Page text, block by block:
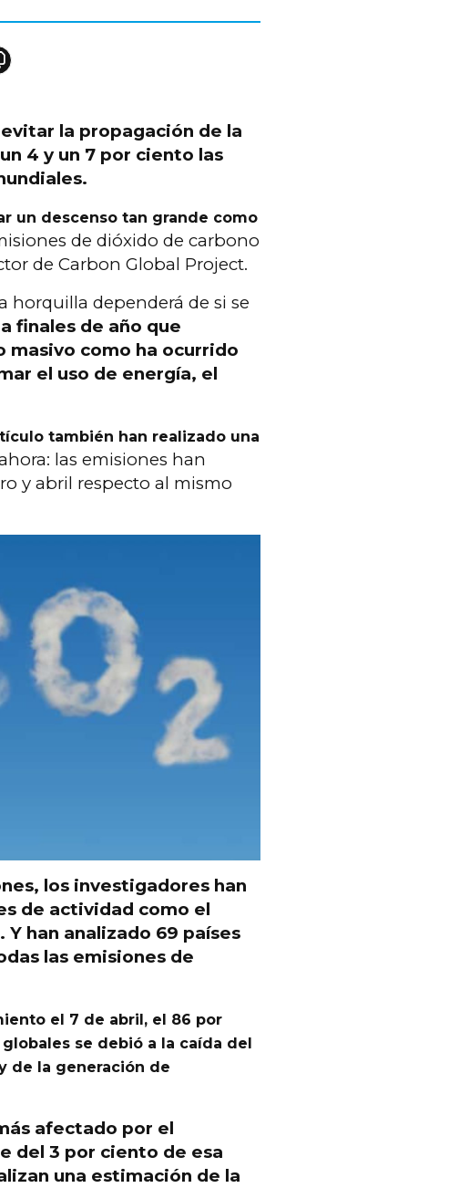
la propagación de la
4 y un 7 por ciento las
un descenso tan grande como
de dióxido de carbono
de Carbon Global Project.
horquilla dependerá de si se
finales de año que
masivo como ha ocurrido
el uso de energía, el
también han realizado una
las emisiones han
y abril respecto al mismo
los investigadores han
de actividad como el
Y han analizado 69 países
las emisiones de
el 7 de abril, el 86 por
se debió a la caída del
de la generación de
afectado por el
del 3 por ciento de esa
una estimación de la